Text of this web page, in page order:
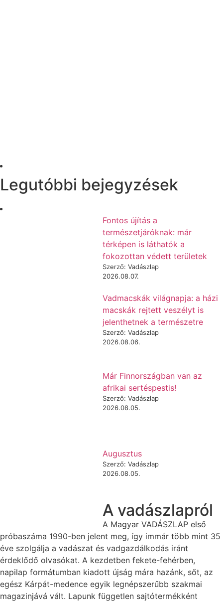
Legutóbbi bejegyzések
Fontos újítás a
természetjáróknak: már
térképen is láthatók a
fokozottan védett területek
Szerző: Vadászlap
2026.08.07.
Vadmacskák világnapja: a házi
macskák rejtett veszélyt is
jelenthetnek a természetre
Szerző: Vadászlap
2026.08.06.
Már Finnországban van az
afrikai sertéspestis!
Szerző: Vadászlap
2026.08.05.
Augusztus
Szerző: Vadászlap
2026.08.05.
A vadászlapról
A Magyar VADÁSZLAP első
próbaszáma 1990-ben jelent meg, így immár több mint 35
éve szolgálja a vadászat és vadgazdálkodás iránt
érdeklődő olvasókat. A kezdetben fekete-fehérben,
napilap formátumban kiadott újság mára hazánk, sőt, az
egész Kárpát-medence egyik legnépszerűbb szakmai
magazinjává vált. Lapunk független sajtótermékként